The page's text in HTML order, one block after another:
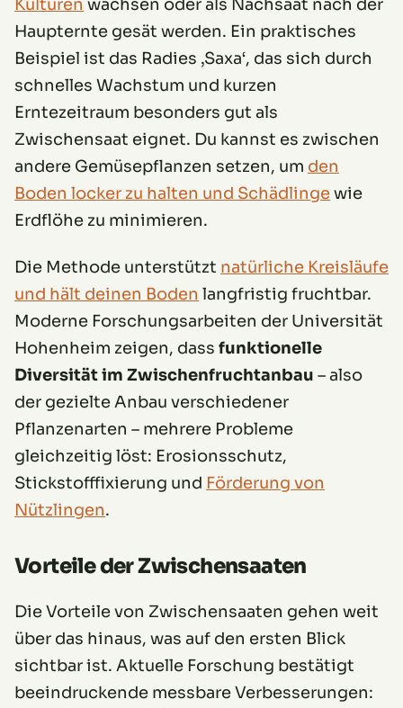
Kulturen wachsen oder als Nachsaat nach der
Haupternte gesät werden. Ein praktisches
Beispiel ist das Radies ‚Saxa‘, das sich durch
schnelles Wachstum und kurzen
Erntezeitraum besonders gut als
Zwischensaat eignet. Du kannst es zwischen
andere Gemüsepflanzen setzen, um den
Boden locker zu halten und Schädlingewie
Erdflöhe zu minimieren.
Die Methode unterstützt natürliche Kreisläufe
und hält deinen Boden langfristig fruchtbar.
Moderne Forschungsarbeiten der Universität
Hohenheim zeigen, dass funktionelle
Diversität im Zwischenfruchtanbau – also
der gezielte Anbau verschiedener
Pflanzenarten – mehrere Probleme
gleichzeitig löst: Erosionsschutz,
Stickstofffixierung und Förderung von
Nützlingen.
Vorteile der Zwischensaaten
Die Vorteile von Zwischensaaten gehen weit
über das hinaus, was auf den ersten Blick
sichtbar ist. Aktuelle Forschung bestätigt
beeindruckende messbare Verbesserungen: